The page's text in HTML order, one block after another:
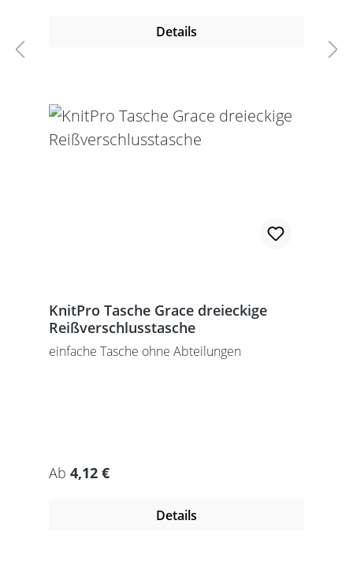
Details
KnitPro Tasche Grace dreieckige
Reißverschlusstasche
einfache Tasche ohne Abteilungen
Regulärer Preis:
Ab 4,12 €
Details